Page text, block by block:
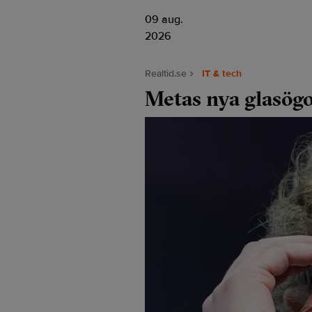
09 aug.
2026
Realtid.se IT & tech
Metas nya